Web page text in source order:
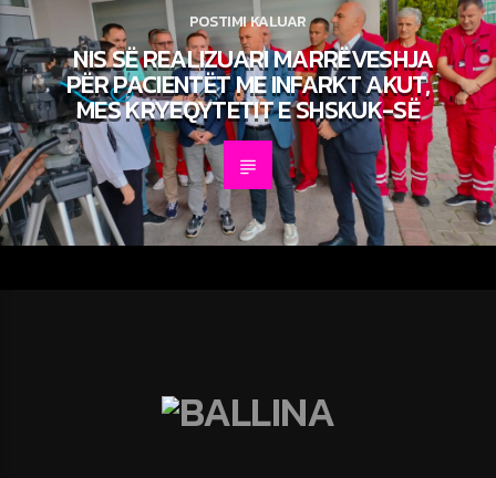
POSTIMI KALUAR
NIS SË REALIZUARI MARRËVESHJA
PËR PACIENTËT ME INFARKT AKUT,
MES KRYEQYTETIT E SHSKUK-SË